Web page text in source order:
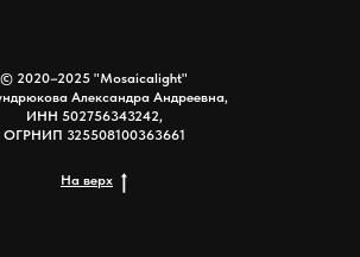
© 2020–2025 "Mosaicalight"
Александра Андреевна,
ИНН 502756343242,
ОГРНИП 325508100363661
На верх